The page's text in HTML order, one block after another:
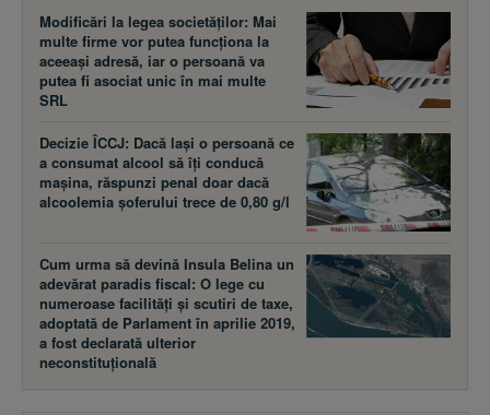
Modificări la legea societăţilor: Mai
multe firme vor putea funcţiona la
aceeaşi adresă, iar o persoană va
putea fi asociat unic în mai multe
SRL
Decizie ÎCCJ: Dacă laşi o persoană ce
a consumat alcool să îţi conducă
maşina, răspunzi penal doar dacă
alcoolemia şoferului trece de 0,80 g/l
Cum urma să devină Insula Belina un
adevărat paradis fiscal: O lege cu
numeroase facilităţi şi scutiri de taxe,
adoptată de Parlament în aprilie 2019,
a fost declarată ulterior
neconstituţională